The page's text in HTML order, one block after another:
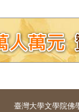
臺灣大學文學院佛